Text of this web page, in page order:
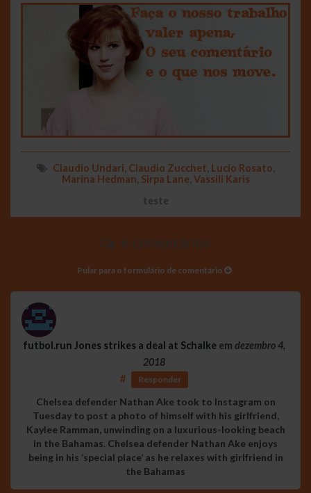
Claudio Undari, Claudio Zucchet, Lucio Rosato,
Marina Hedman, Sirpa Lane, Vassili Karis
teste
6 comentários
Pular para o formulário de comentário
futbol.run Jones strikes a deal at Schalkeem dezembro 4,
2018
#
Responder
Chelsea defender Nathan Ake took to Instagram on
Tuesday to post a photo of himself with his girlfriend,
Kaylee Ramman, unwinding on a luxurious-looking beach
in the Bahamas. Chelsea defender Nathan Ake enjoys
being in his ‘special place’ as he relaxes with girlfriend in
the Bahamas